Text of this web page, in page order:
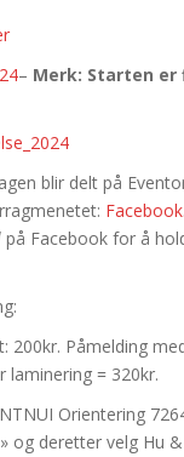
– Merk: Starten
blir delt på
Facebook
på Facebook for å
200kr. Påmelding
laminering = 320kr.
Orientering
og deretter velg Hu